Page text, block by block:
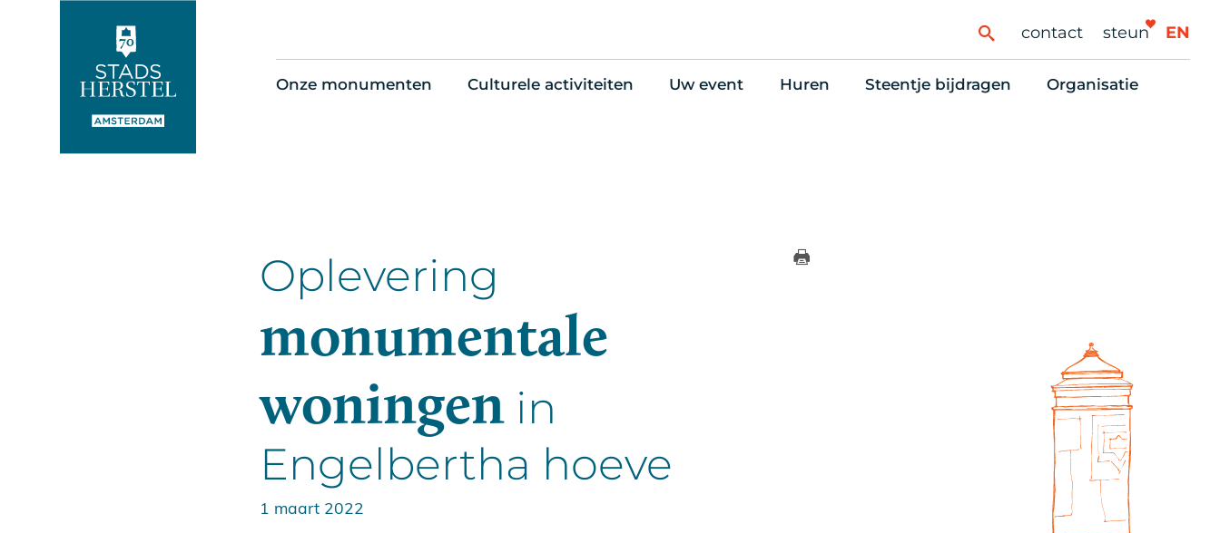
contact steun EN
Onze monumenten Culturele activiteiten Uw event Huren Steentje bijdragen Organisatie
Oplevering
monumentale
woningen in
Engelbertha hoeve
1 maart 2022